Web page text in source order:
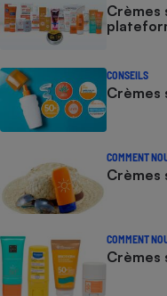
Crèmes
CONSEILS
Crèmes
COMMENT
Crèmes
COMMENT
Crèmes